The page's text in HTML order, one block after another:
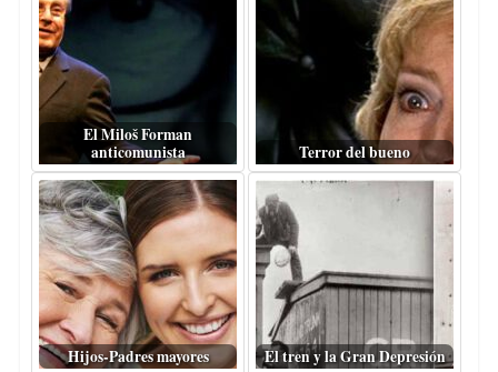
El Miloš Forman
anticomunista
Terror del bueno
Hijos-Padres mayores El tren y la Gran Depresión